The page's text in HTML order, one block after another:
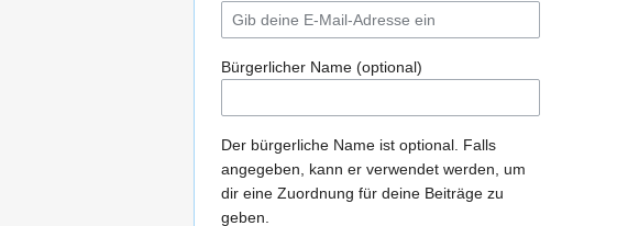
Bürgerlicher Name (optional)
Der bürgerliche Name ist optional. Falls
angegeben, kann er verwendet werden, um
dir eine Zuordnung für deine Beiträge zu
geben.